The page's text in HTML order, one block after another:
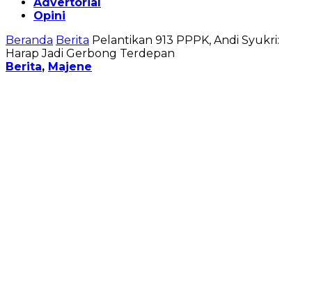
Opini
Beranda Berita Pelantikan 913 PPPK, Andi Syukri:
Harap Jadi Gerbong Terdepan
Berita, Majene